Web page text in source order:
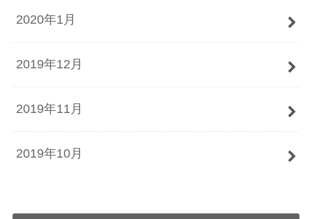
2020年1月
2019年12月
2019年11月
2019年10月